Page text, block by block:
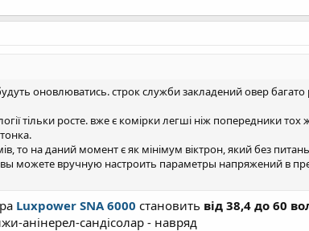
оновлюватись. строк служби закладений овер
тільки росте. вже є комірки легші ніж попередники
то на даний момент є як мінімум віктрон, який без
можете вручную настроить параметры напряжений в
Luxpower SNA 6000 становить від 38,4 до 60
анінерел-сандісолар - навряд